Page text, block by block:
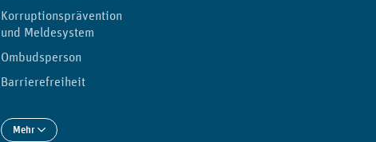
Korruptionsprävention
und Meldesystem
Ombudsperson
Barrierefreiheit
Mehr